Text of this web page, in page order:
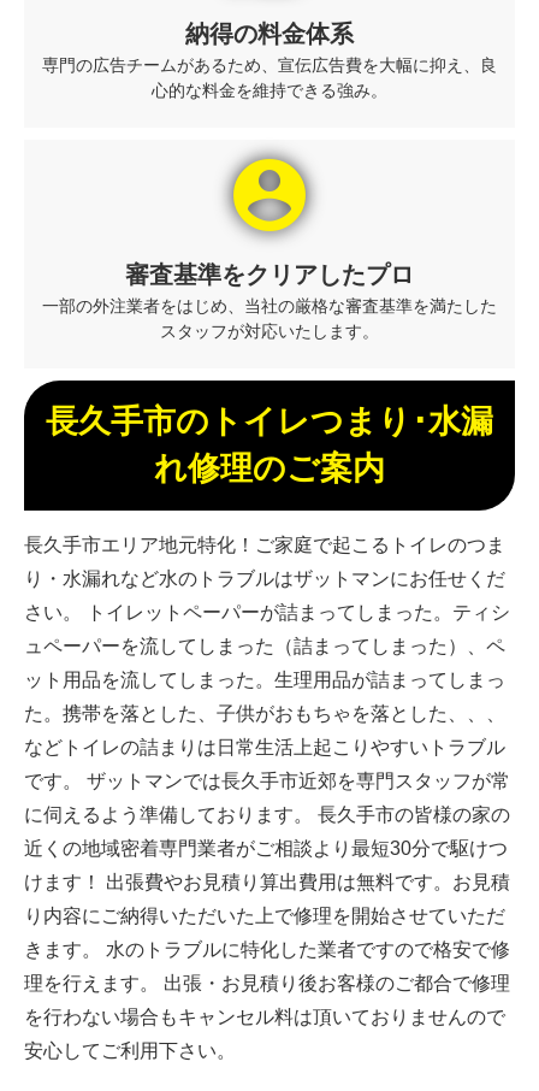
納得の料金体系
専門の広告チームがあるため、宣伝広告費を大幅に抑え、良
心的な料金を維持できる強み。
account_circle
審査基準をクリアしたプロ
一部の外注業者をはじめ、当社の厳格な審査基準を満たした
スタッフが対応いたします。
長久手市のトイレつまり･水漏
れ修理のご案内
長久手市エリア地元特化！ご家庭で起こるトイレのつま
り・水漏れなど水のトラブルはザットマンにお任せくだ
さい。 トイレットペーパーが詰まってしまった。ティシ
ュペーパーを流してしまった（詰まってしまった）、ペ
ット用品を流してしまった。生理用品が詰まってしまっ
た。携帯を落とした、子供がおもちゃを落とした、、、
などトイレの詰まりは日常生活上起こりやすいトラブル
です。 ザットマンでは長久手市近郊を専門スタッフが常
に伺えるよう準備しております。 長久手市の皆様の家の
近くの地域密着専門業者がご相談より最短30分で駆けつ
けます！ 出張費やお見積り算出費用は無料です。お見積
り内容にご納得いただいた上で修理を開始させていただ
きます。 水のトラブルに特化した業者ですので格安で修
理を行えます。 出張・お見積り後お客様のご都合で修理
を行わない場合もキャンセル料は頂いておりませんので
安心してご利用下さい。